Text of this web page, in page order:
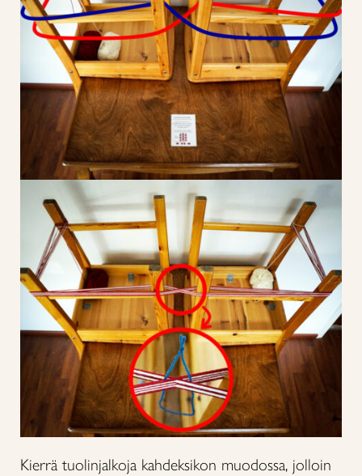
Kierrä tuolinjalkoja kahdeksikon muodossa, jolloin